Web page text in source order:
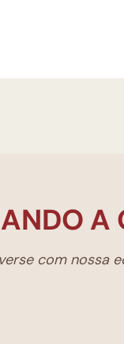
com nossa